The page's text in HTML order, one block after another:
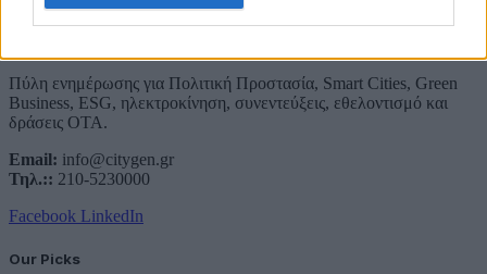
About Us
Πύλη ενημέρωσης για Πολιτική Προστασία, Smart Cities, Green
Business, ESG, ηλεκτροκίνηση, συνεντεύξεις, εθελοντισμό και
δράσεις ΟΤΑ.
Email: info@citygen.gr
Τηλ.:: 210-5230000
Facebook LinkedIn
Our Picks